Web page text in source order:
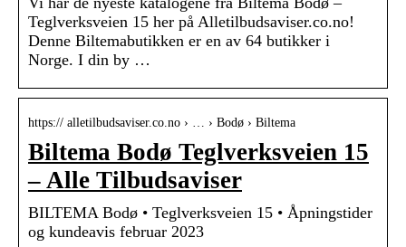
Teglverksveien 15 her på Alletilbudsaviser.co.no!
Denne Biltemabutikken er en av 64 butikker i
Norge. I din by …
https:// alletilbudsaviser.co.no › … › Bodø › Biltema
Biltema Bodø Teglverksveien 15
– Alle Tilbudsaviser
BILTEMA Bodø • Teglverksveien 15 • Åpningstider
og kundeavis februar 2023